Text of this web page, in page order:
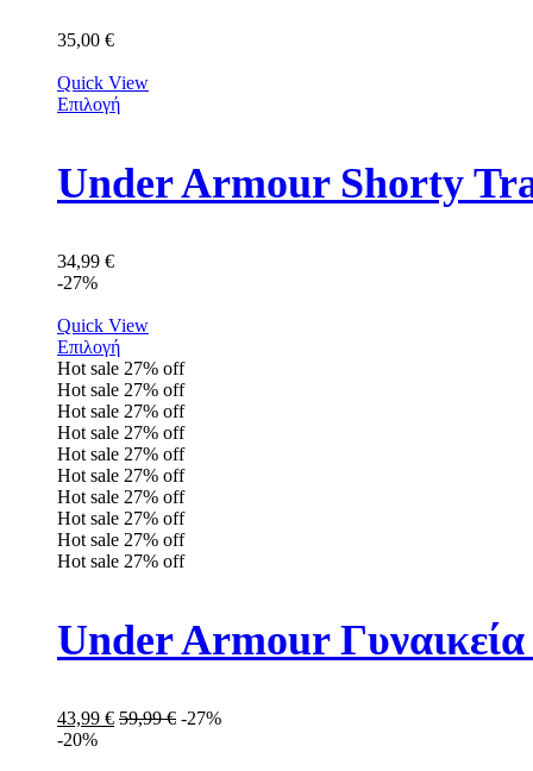
35,00 €
Quick View
Επιλογή
Under Armour Shorty
34,99 €
-27%
Quick View
Επιλογή
Hot sale 27% off
Hot sale 27% off
Hot sale 27% off
Hot sale 27% off
Hot sale 27% off
Hot sale 27% off
Hot sale 27% off
Hot sale 27% off
Hot sale 27% off
Hot sale 27% off
Under Armour
43,99 € 59,99€ -27%
-20%